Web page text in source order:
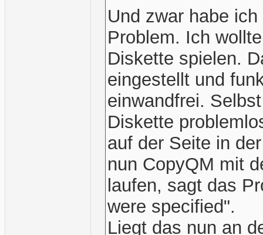
Und zwar habe
Problem. Ich
Diskette spielen.
eingestellt und
einwandfrei.
Diskette
auf der Seite in
nun CopyQM mit
laufen, sagt das
were specified".
Liegt das nun an